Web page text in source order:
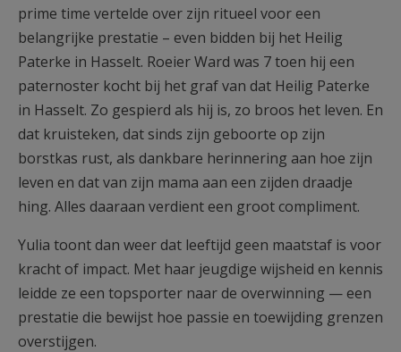
prime time vertelde over zijn ritueel voor een
belangrijke prestatie – even bidden bij het Heilig
Paterke in Hasselt. Roeier Ward was 7 toen hij een
paternoster kocht bij het graf van dat Heilig Paterke
in Hasselt. Zo gespierd als hij is, zo broos het leven. En
dat kruisteken, dat sinds zijn geboorte op zijn
borstkas rust, als dankbare herinnering aan hoe zijn
leven en dat van zijn mama aan een zijden draadje
hing. Alles daaraan verdient een groot compliment.
Yulia toont dan weer dat leeftijd geen maatstaf is voor
kracht of impact. Met haar jeugdige wijsheid en kennis
leidde ze een topsporter naar de overwinning — een
prestatie die bewijst hoe passie en toewijding grenzen
overstijgen.